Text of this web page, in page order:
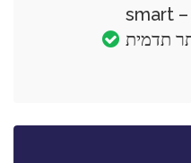
גדר לבריכה סמארט פנס – smart